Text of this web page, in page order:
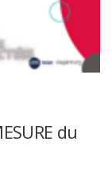
du